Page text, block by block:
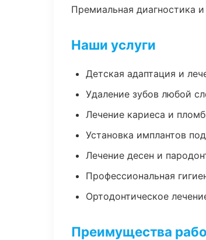
Премиальная диагностика
Наши услуги
Детская адаптация и
Удаление зубов любой
Лечение кариеса и
Установка имплантов
Лечение десен и
Профессиональная
Ортодонтическое
Преимущества